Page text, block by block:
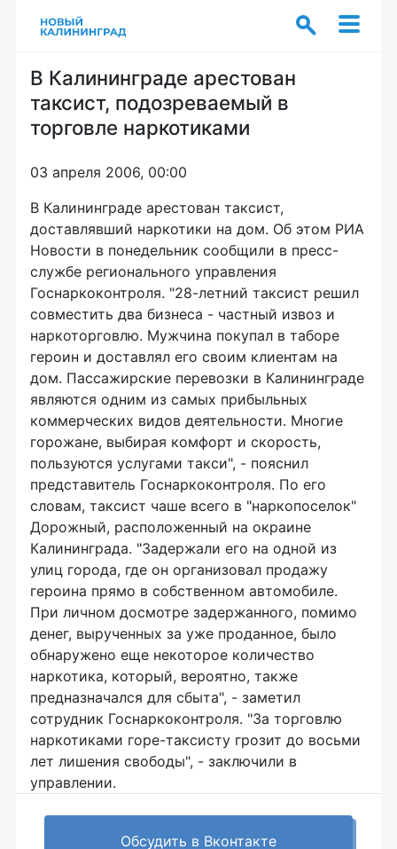
В Калининграде арестован
таксист, подозреваемый в
торговле наркотиками
03 апреля 2006, 00:00
В Калининграде арестован таксист,
доставлявший наркотики на дом. Об этом РИА
Новости в понедельник сообщили в пресс-
службе регионального управления
Госнаркоконтроля. "28-летний таксист решил
совместить два бизнеса - частный извоз и
наркоторговлю. Мужчина покупал в таборе
героин и доставлял его своим клиентам на
дом. Пассажирские перевозки в Калининграде
являются одним из самых прибыльных
коммерческих видов деятельности. Многие
горожане, выбирая комфорт и скорость,
пользуются услугами такси", - пояснил
представитель Госнаркоконтроля. По его
словам, таксист чаше всего в "наркопоселок"
Дорожный, расположенный на окраине
Калининграда. "Задержали его на одной из
улиц города, где он организовал продажу
героина прямо в собственном автомобиле.
При личном досмотре задержанного, помимо
денег, вырученных за уже проданное, было
обнаружено еще некоторое количество
наркотика, который, вероятно, также
предназначался для сбыта", - заметил
сотрудник Госнаркоконтроля. "За торговлю
наркотиками горе-таксисту грозит до восьми
лет лишения свободы", - заключили в
управлении.
Обсудить в Вконтакте